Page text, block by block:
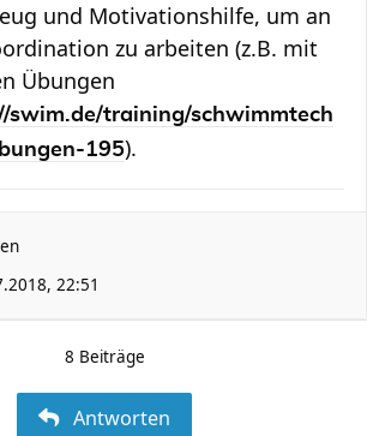
und Motivationshilfe, um an
zu arbeiten (z.B. mit
Übungen
swim.de/training/schwimmtech
195).
22:51
8 Beiträge
Antworten